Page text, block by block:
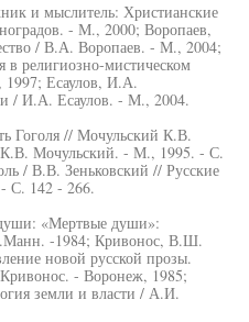
и мыслитель: Христианские
- М., 2000; Воропаев,
/ В.А. Воропаев. - М., 2004;
в религиозно-мистическом
Есаулов, И.А.
/ И.А. Есаулов. - М., 2004.
Гоголя // Мочульский К.В.
К.В. Мочульский. - М., 1995. - С.
/ В.В. Зеньковский // Русские
С. 142 - 266.
«Мертвые души»:
-1984; Кривонос, В.Ш.
новой русской прозы.
- Воронеж, 1985;
земли и власти / А.И.